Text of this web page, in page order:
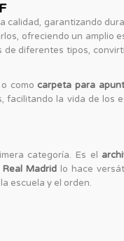
calidad, garantizando
ofreciendo un amplio
diferentes tipos,
como carpeta para
facilitando la vida de los
categoría. Es el
Madridlo hace
escuela y el orden.